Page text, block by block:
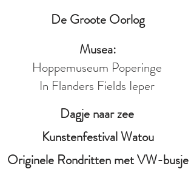
De Groote Oorlog
Musea:
Hoppemuseum Poperinge
In Flanders Fields Ieper
Dagje naar zee
Kunstenfestival Watou
Originele Rondritten met VW-busje